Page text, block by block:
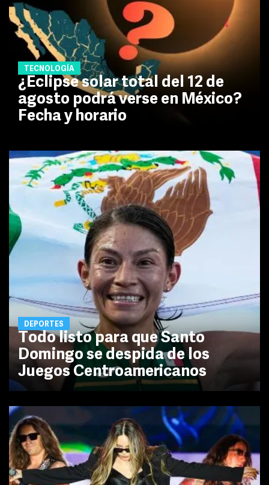
TECNOLOGÍA
¿Eclipse solar total del 12 de
agosto podrá verse en México?
Fecha y horario
DEPORTES
Todo listo para que Santo
Domingo se despida de los
Juegos Centroamericanos